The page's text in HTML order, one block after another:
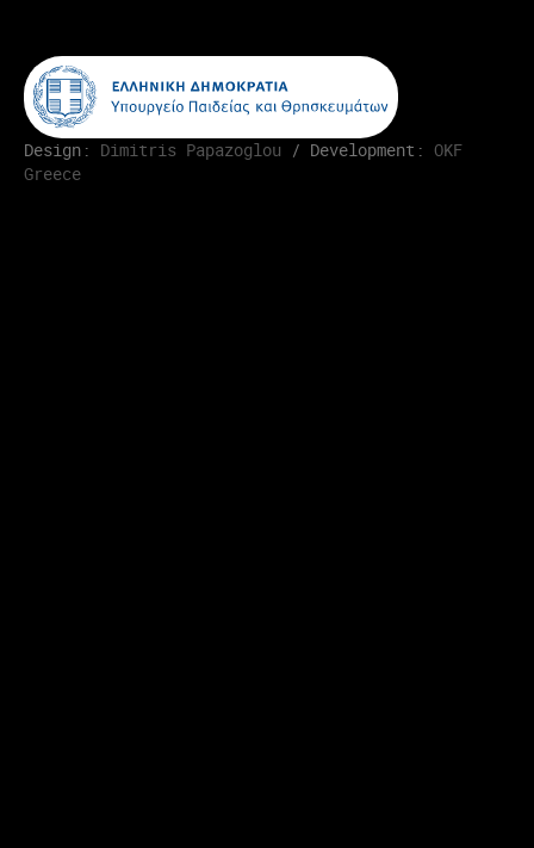
Design: Dimitris Papazoglou / Development: OKF
Greece